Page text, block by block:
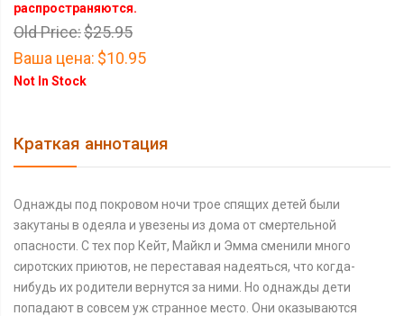
распространяются.
Old Price:$25.95
Ваша цена: $10.95
Not In Stock
Краткая аннотация
Однажды под покровом ночи трое спящих детей были
закутаны в одеяла и увезены из дома от смертельной
опасности. С тех пор Кейт, Майкл и Эмма сменили много
сиротских приютов, не переставая надеяться, что когда-
нибудь их родители вернутся за ними. Но однажды дети
попадают в совсем уж странное место. Они оказываются